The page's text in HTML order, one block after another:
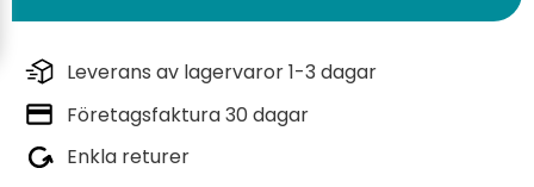
Leverans av lagervaror 1-3 dagar
Företagsfaktura 30 dagar
Enkla returer